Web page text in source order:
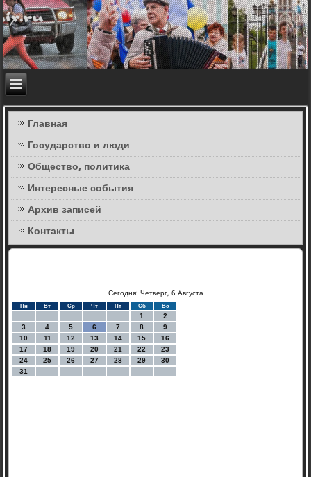
Главная
Государство и люди
Общество, политика
Интересные события
Архив записей
Контакты
Сегодня: Четверг, 6 Августа
Пн Вт Ср Чт Пт Сб Вс
1
2
3
4 5 6 7 8
9
10
11 12 13 14 15
16
17
18 19 20 21 22
23
24
25 26 27 28 29
30
31